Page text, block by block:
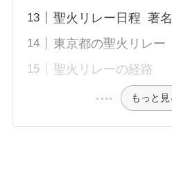
聖火リレー日程 著
東京都の聖火リレー
聖火リレーの経路
もっと見